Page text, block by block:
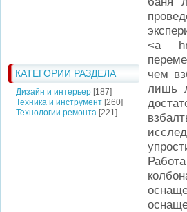
КАТЕГОРИИ РАЗДЕЛА
Дизайн и интерьер [187]
Техника и инструмент [260]
Технологии ремонта [221]
<a
чем
лишь